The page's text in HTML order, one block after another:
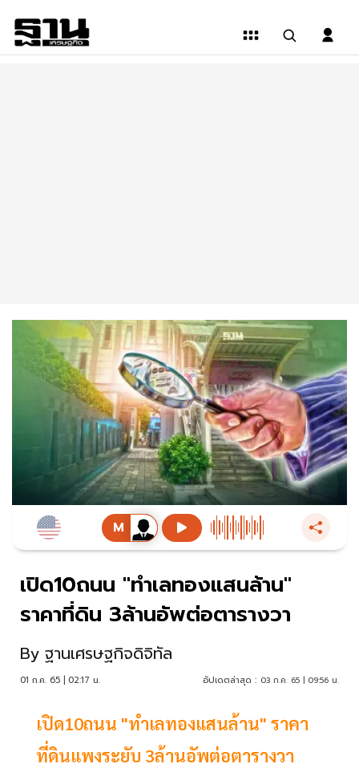
เปิด10ถนน "ทำเลทองแสนล้าน"
ราคาที่ดิน 3ล้านอัพต่อตารางวา
By ฐานเศรษฐกิจดิจิทัล
01 ก.ค. 65 | 02:17 น. อัปเดตล่าสุด : 03 ก.ค. 65 | 09:56 น.
เปิด10ถนน "ทำเลทองแสนล้าน" ราคา
ที่ดินแพงระยับ 3ล้านอัพต่อตารางวา